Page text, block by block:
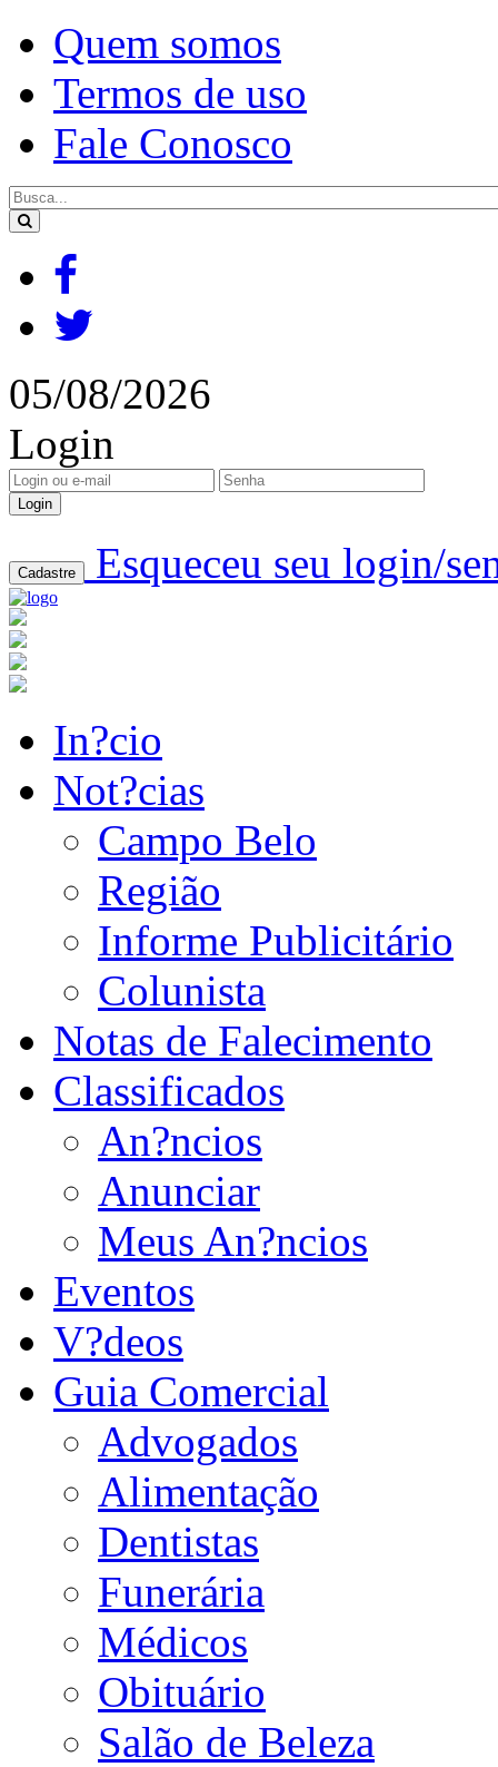
Quem somos
Termos de uso
Fale Conosco
05/08/2026
Login
Login
Cadastre Esqueceu seu login/
In?cio
Not?cias
Campo Belo
Região
Informe Publicitário
Colunista
Notas de Falecimento
Classificados
An?ncios
Anunciar
Meus An?ncios
Eventos
V?deos
Guia Comercial
Advogados
Alimentação
Dentistas
Funerária
Médicos
Obituário
Salão de Beleza